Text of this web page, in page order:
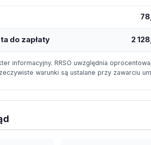
do zapłaty 2
informacyjny. RRSO uwzględnia
warunki są ustalane przy zawarciu